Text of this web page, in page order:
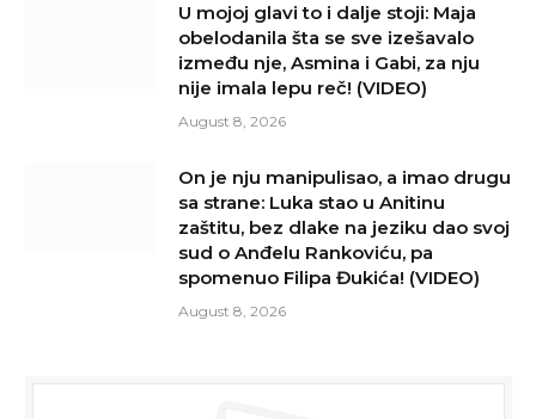
U mojoj glavi to i dalje stoji: Maja
obelodanila šta se sve izešavalo
između nje, Asmina i Gabi, za nju
nije imala lepu reč! (VIDEO)
August 8, 2026
On je nju manipulisao, a imao drugu
sa strane: Luka stao u Anitinu
zaštitu, bez dlake na jeziku dao svoj
sud o Anđelu Rankoviću, pa
spomenuo Filipa Đukića! (VIDEO)
August 8, 2026